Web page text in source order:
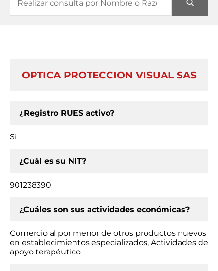
OPTICA PROTECCION VISUAL SAS
¿Registro RUES activo?
Si
¿Cuál es su NIT?
901238390
¿Cuáles son sus actividades económicas?
Comercio al por menor de otros productos nuevos
en establecimientos especializados, Actividades de
apoyo terapéutico